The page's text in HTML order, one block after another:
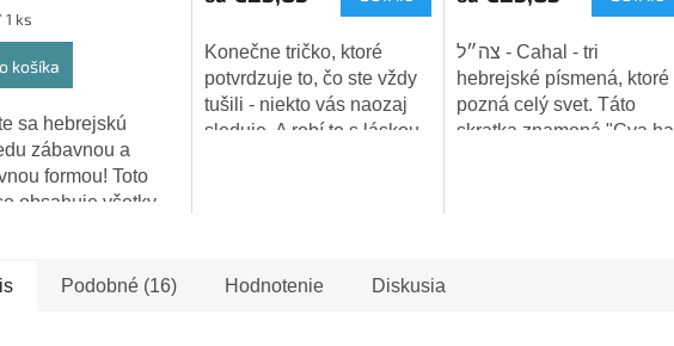
ks
košíka
sa hebrejskú
zábavnou a
formou! Toto
obsahuje všetky
variantov –
5,0
z
5
hviezdičiek.
Konečne tričko, ktoré
potvrdzuje to, čo ste vždy
tušili - niekto vás naozaj
sleduje. A robí to s láskou.
5,0
z
5
hviezdičiek.
צה״ל - Cahal - tri
hebrejské písmená, ktoré
pozná celý svet. Táto
skratka znamená "Cva ha-
Podobné (16) Hodnotenie Diskusia